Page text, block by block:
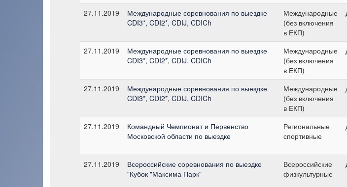
27.11.2019
Международные соревнования по выездке
CDI3*, CDI2*, CDIJ, CDICh
Международные
(без включения
в ЕКП)
27.11.2019
Международные соревнования по выездке
CDI3*, CDI2*, CDIJ, CDICh
Международные
(без включения
в ЕКП)
27.11.2019
Международные соревнования по выездке
CDI3*, CDI2*, CDIJ, CDICh
Международные
(без включения
в ЕКП)
27.11.2019
Командный Чемпионат и Первенство
Московской области по выездке
Региональные
спортивные
27.11.2019
Всероссийские соревнования по выездке
"Кубок "Максима Парк"
Всероссийские
физкультурные